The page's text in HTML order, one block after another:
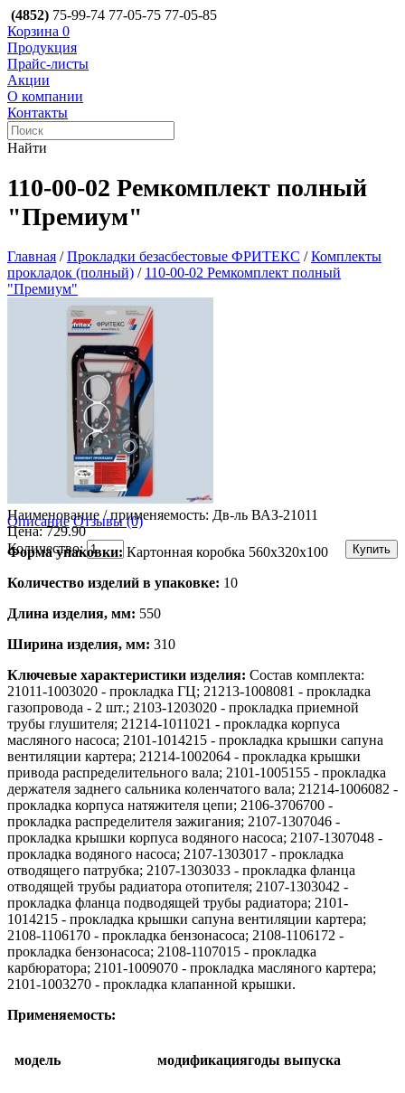
(4852) 75-99-74 77-05-75 77-05-85
Корзина 0
Продукция
Прайс-листы
Акции
О компании
Контакты
Найти
110-00-02 Ремкомплект полный
"Премиум"
Главная /Прокладки безасбестовые ФРИТЕКС /Комплекты
прокладок (полный) / 110-00-02 Ремкомплект полный
"Премиум"
Наименование / применяемость: Дв-ль ВАЗ-21011
Цена: 729.90
Количество:
Описание Отзывы (0)
Форма упаковки: Картонная коробка 560х320х100
Количество изделий в упаковке: 10
Длина изделия, мм: 550
Ширина изделия, мм: 310
Ключевые характеристики изделия: Состав комплекта:
21011-1003020 - прокладка ГЦ; 21213-1008081 - прокладка
газопровода - 2 шт.; 2103-1203020 - прокладка приемной
трубы глушителя; 21214-1011021 - прокладка корпуса
масляного насоса; 2101-1014215 - прокладка крышки сапуна
вентиляции картера; 21214-1002064 - прокладка крышки
привода распределительного вала; 2101-1005155 - прокладка
держателя заднего сальника коленчатого вала; 21214-1006082 -
прокладка корпуса натяжителя цепи; 2106-3706700 -
прокладка распределителя зажигания; 2107-1307046 -
прокладка крышки корпуса водяного насоса; 2107-1307048 -
прокладка водяного насоса; 2107-1303017 - прокладка
отводящего патрубка; 2107-1303033 - прокладка фланца
отводящей трубы радиатора отопителя; 2107-1303042 -
прокладка фланца подводящей трубы радиатора; 2101-
1014215 - прокладка крышки сапуна вентиляции картера;
2108-1106170 - прокладка бензонасоса; 2108-1106172 -
прокладка бензонасоса; 2108-1107015 - прокладка
карбюратора; 2101-1009070 - прокладка масляного картера;
2101-1003270 - прокладка клапанной крышки.
Применяемость:
модель модификациягоды выпуска